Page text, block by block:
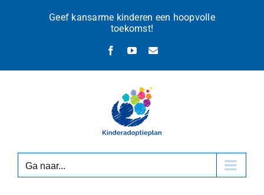
Geef kansarme kinderen een hoopvolle
toekomst!
FacebookYouTube
E-
Ga naar...